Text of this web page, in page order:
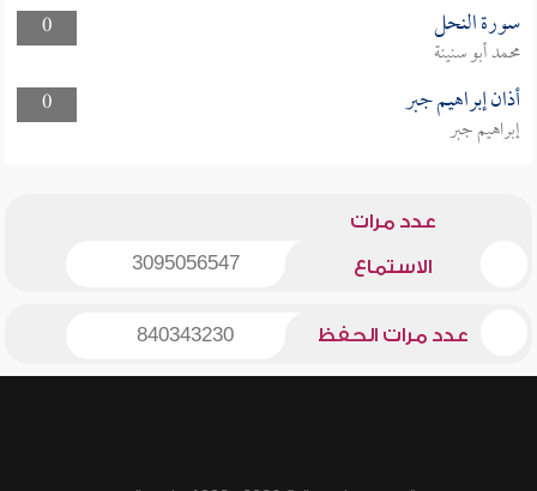
0
سورة النحل
محمد أبو سنينة
0
أذان إبراهيم جبر
إبراهيم جبر
عدد مرات
الاستماع 3095056547
عدد مرات الحفظ 840343230